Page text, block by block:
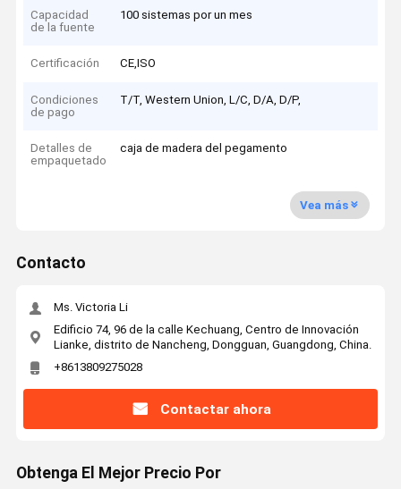
Capacidad
de la fuente
100 sistemas por un mes
Certificación CE,ISO
Condiciones
de pago
T/T, Western Union, L/C, D/A, D/P,
Detalles de
empaquetado
caja de madera del pegamento
Vea más
Contacto
Ms. Victoria Li
Edificio 74, 96 de la calle Kechuang, Centro de Innovación
Lianke, distrito de Nancheng, Dongguan, Guangdong, China.
+8613809275028
Contactar ahora
Obtenga El Mejor Precio Por